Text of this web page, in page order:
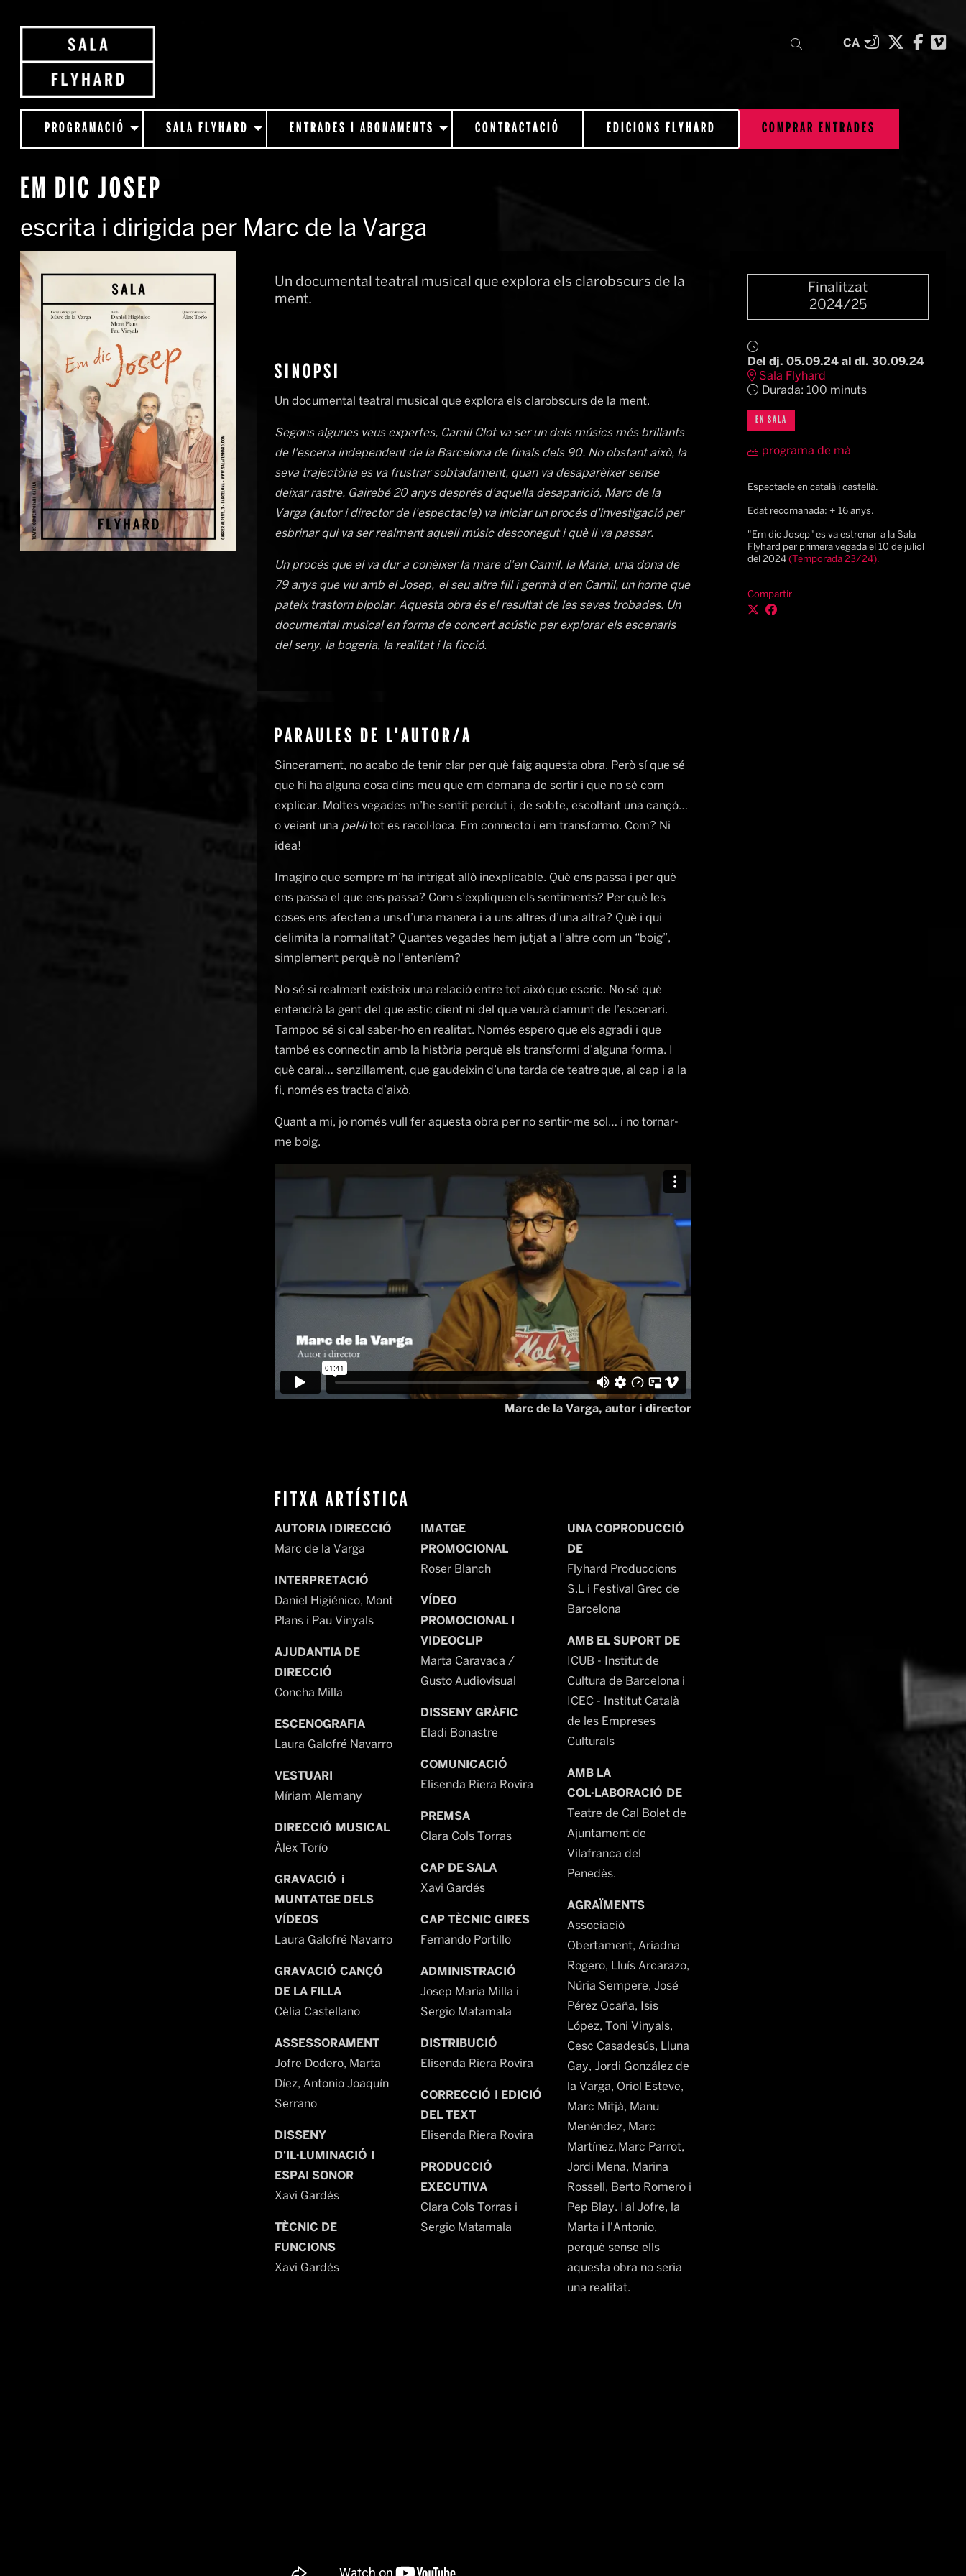
CA Link aLink a
Link
Cercar
PROGRAMACIÓ SALA FLYHARD ENTRADES I ABONAMENTS CONTRACTACIÓ EDICIONS FLYHARD COMPRAR ENTRADES
EM DIC JOSEP
escrita i dirigida per Marc de la Varga
Finalitzat
2024/25
Del dj. 05.09.24 al dl. 30.09.24
Sala Flyhard
Durada: 100 minuts
EN SALA
programa de mà
Espectacle en català i castellà.
Edat recomanada: + 16 anys.
"Em dic Josep" es va estrenar a la Sala
Flyhard per primera vegada el 10 de juliol
del 2024(Temporada 23/24).
Compartir
Un documental teatral musical que explora els clarobscurs de la
ment.
SINOPSI
Un documental teatral musical que explora els clarobscurs de la ment.
Segons algunes veus expertes, Camil Clot va ser un dels músics més brillants
de l'escena independent de la Barcelona de finals dels 90. No obstant això, la
seva trajectòria es va frustrar sobtadament, quan va desaparèixer sense
deixar rastre. Gairebé 20 anys després d'aquella desaparició, Marc de la
Varga (autor i director de l'espectacle) va iniciar un procés d'investigació per
esbrinar qui va ser realment aquell músic desconegut i què li va passar.
Un procés que el va dur a conèixer la mare d'en Camil, la Maria, una dona de
79 anys que viu amb el Josep, el seu altre fill i germà d'en Camil, un home que
pateix trastorn bipolar. Aquesta obra és el resultat de les seves trobades. Un
documental musical en forma de concert acústic per explorar els escenaris
del seny, la bogeria, la realitat i la ficció.
PARAULES DE L'AUTOR/A
Sincerament, no acabo de tenir clar per què faig aquesta obra. Però sí que sé
que hi ha alguna cosa dins meu que em demana de sortir i que no sé com
explicar. Moltes vegades m’he sentit perdut i, de sobte, escoltant una cançó…
o veient una pel·li tot es recol·loca. Em connecto i em transformo. Com? Ni
idea!
Imagino que sempre m’ha intrigat allò inexplicable. Què ens passa i per què
ens passa el que ens passa? Com s’expliquen els sentiments? Per què les
coses ens afecten a uns d’una manera i a uns altres d’una altra? Què i qui
delimita la normalitat? Quantes vegades hem jutjat a l’altre com un “boig”,
simplement perquè no l'enteníem?
No sé si realment existeix una relació entre tot això que escric. No sé què
entendrà la gent del que estic dient ni del que veurà damunt de l’escenari.
Tampoc sé si cal saber-ho en realitat. Només espero que els agradi i que
també es connectin amb la història perquè els transformi d’alguna forma. I
què carai… senzillament, que gaudeixin d’una tarda de teatre que, al cap i a la
fi, només es tracta d’això.
Quant a mi, jo només vull fer aquesta obra per no sentir-me sol… i no tornar-
me boig.
Marc de la Varga, autor i director
FITXA ARTÍSTICA
AUTORIA I DIRECCIÓ
Marc de la Varga
INTERPRETACIÓ
Daniel Higiénico, Mont
Plans i Pau Vinyals
AJUDANTIA DE
DIRECCIÓ
Concha Milla
ESCENOGRAFIA
Laura Galofré Navarro
VESTUARI
Míriam Alemany
DIRECCIÓ MUSICAL
Àlex Torío
GRAVACIÓ i
MUNTATGE DELS
VÍDEOS
Laura Galofré Navarro
GRAVACIÓ CANÇÓ
DE LA FILLA
Cèlia Castellano
ASSESSORAMENT
Jofre Dodero, Marta
Díez, Antonio Joaquín
Serrano
DISSENY
D'IL·LUMINACIÓ I
ESPAI SONOR
Xavi Gardés
TÈCNIC DE
FUNCIONS
Xavi Gardés
IMATGE
PROMOCIONAL
Roser Blanch
VÍDEO
PROMOCIONAL I
VIDEOCLIP
Marta Caravaca /
Gusto Audiovisual
DISSENY GRÀFIC
Eladi Bonastre
COMUNICACIÓ
Elisenda Riera Rovira
PREMSA
Clara Cols Torras
CAP DE SALA
Xavi Gardés
CAP TÈCNIC GIRES
Fernando Portillo
ADMINISTRACIÓ
Josep Maria Milla i
Sergio Matamala
DISTRIBUCIÓ
Elisenda Riera Rovira
CORRECCIÓ I EDICIÓ
DEL TEXT
Elisenda Riera Rovira
PRODUCCIÓ
EXECUTIVA
Clara Cols Torras i
Sergio Matamala
UNA COPRODUCCIÓ
DE
Flyhard Produccions
S.L i Festival Grec de
Barcelona
AMB EL SUPORT DE
ICUB - Institut de
Cultura de Barcelona i
ICEC - Institut Català
de les Empreses
Culturals
AMB LA
COL·LABORACIÓ DE
Teatre de Cal Bolet de
Ajuntament de
Vilafranca del
Penedès.
AGRAÏMENTS
Associació
Obertament, Ariadna
Rogero, Lluís Arcarazo,
Núria Sempere, José
Pérez Ocaña, Isis
López, Toni Vinyals,
Cesc Casadesús, Lluna
Gay, Jordi González de
la Varga, Oriol Esteve,
Marc Mitjà, Manu
Menéndez, Marc
Martínez, Marc Parrot,
Jordi Mena, Marina
Rossell, Berto Romero i
Pep Blay. I al Jofre, la
Marta i l'Antonio,
perquè sense ells
aquesta obra no seria
una realitat.